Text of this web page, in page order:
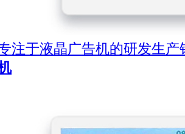
注于液晶广告机的研发生